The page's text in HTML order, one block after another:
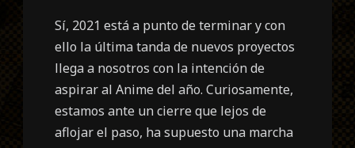
Sí, 2021 está a punto de terminar y con
ello la última tanda de nuevos proyectos
llega a nosotros con la intención de
aspirar al Anime del año. Curiosamente,
estamos ante un cierre que lejos de
aflojar el paso, ha supuesto una marcha